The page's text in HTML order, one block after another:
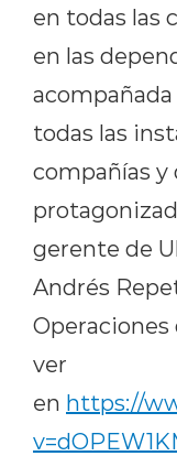
en todas las
en las
todas las
compañías y
gerente de
Andrés
Operaciones
ver
en https://